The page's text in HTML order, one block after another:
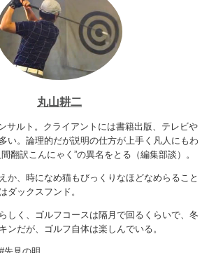
丸山耕二
サルト。クライアントには書籍出版、テレビや
い。論理的だが説明の仕方が上手く凡人にもわ
翻訳こんにゃく”の異名をとる（編集部談）。
か、時になめ猫もびっくりなほどなめらること
ダックスフンド。
しく、ゴルフコースは隔月で回るくらいで、冬
ンだが、ゴルフ自体は楽しんでいる。